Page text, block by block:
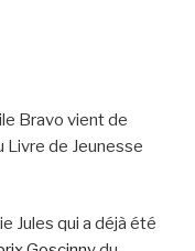
Bravo vient de
Livre de Jeunesse
Jules qui a déjà été